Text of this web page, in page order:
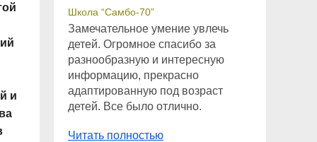
и
Школа “Самбо-70”
Замечательное умение увлечь
детей. Огромное спасибо за
разнообразную и интересную
информацию, прекрасно
адаптированную под возраст
детей. Все было отлично.
Читать полностью